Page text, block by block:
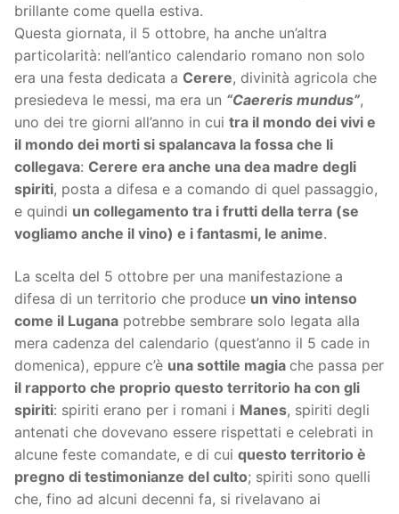
brillante come quella estiva.
Questa giornata, il 5 ottobre, ha anche un’altra
particolarità: nell’antico calendario romano non solo
era una festa dedicata a Cerere, divinità agricola che
presiedeva le messi, ma era un “Caereris mundus”,
uno dei tre giorni all’anno in cui tra il mondo dei vivi e
il mondo dei morti si spalancava la fossa che li
collegava: Cerere era anche una dea madre degli
spiriti, posta a difesa e a comando di quel passaggio,
e quindi un collegamento tra i frutti della terra (se
vogliamo anche il vino) e i fantasmi, le anime.
La scelta del 5 ottobre per una manifestazione a
difesa di un territorio che produce un vino intenso
come il Lugana potrebbe sembrare solo legata alla
mera cadenza del calendario (quest’anno il 5 cade in
domenica), eppure c’è una sottile magia che passa per
il rapporto che proprio questo territorio ha con gli
spiriti: spiriti erano per i romani i Manes, spiriti degli
antenati che dovevano essere rispettati e celebrati in
alcune feste comandate, e di cui questo territorio è
pregno di testimonianze del culto; spiriti sono quelli
che, fino ad alcuni decenni fa, si rivelavano ai